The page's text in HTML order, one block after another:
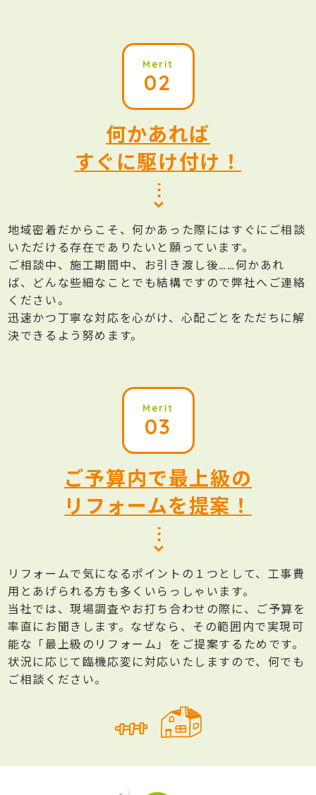
Merit
02
何かあれば
すぐに駆け付け！
地域密着だからこそ、何かあった際にはすぐにご相談
いただける存在でありたいと願っています。
ご相談中、施工期間中、お引き渡し後……何かあれ
ば、どんな些細なことでも結構ですので弊社へご連絡
ください。
迅速かつ丁寧な対応を心がけ、心配ごとをただちに解
決できるよう努めます。
Merit
03
ご予算内で最上級の
リフォームを提案！
リフォームで気になるポイントの１つとして、工事費
用とあげられる方も多くいらっしゃいます。
当社では、現場調査やお打ち合わせの際に、ご予算を
率直にお聞きします。なぜなら、その範囲内で実現可
能な「最上級のリフォーム」をご提案するためです。
状況に応じて臨機応変に対応いたしますので、何でも
ご相談ください。